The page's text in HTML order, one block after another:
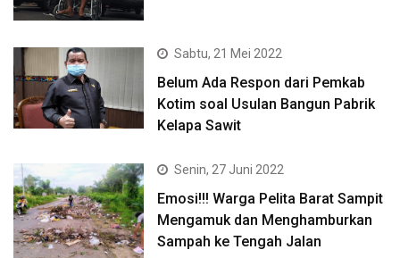
Sabtu, 21 Mei 2022
Belum Ada Respon dari Pemkab
Kotim soal Usulan Bangun Pabrik
Kelapa Sawit
Senin, 27 Juni 2022
Emosi!!! Warga Pelita Barat Sampit
Mengamuk dan Menghamburkan
Sampah ke Tengah Jalan